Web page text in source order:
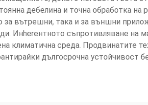
дебелина и точна обработка
вътрешни, така и за външни
Инherентното съпротивляване на
климатична среда. Продвинатите
дългосрочна устойчивост